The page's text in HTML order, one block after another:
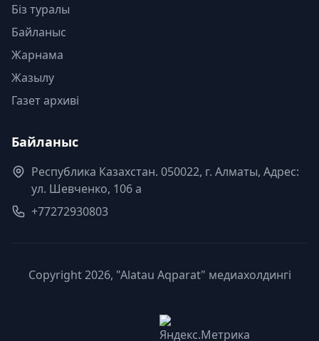
Біз туралы
Байланыс
Жарнама
Жазылу
Газет архиві
Байланыс
Республика Казахстан. 050022, г. Алматы, Адрес:
ул. Шевченко, 106 а
+77272930803
Copyright 2026, "Alatau Aqparat" медиахолдингі